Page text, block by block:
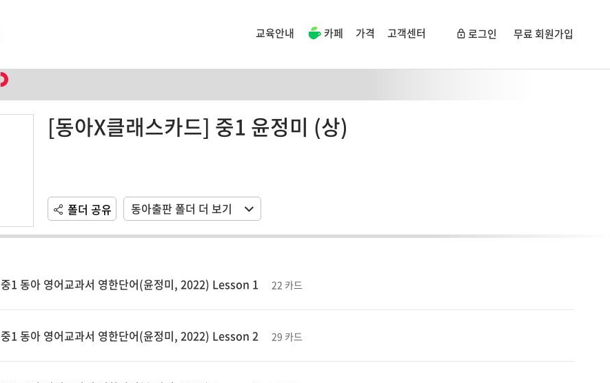
교육안내 카페 가격 고객센터 로그인 무료 회원가입
[동아X클래스카드] 중1 윤정미 (상)
폴더 공유 동아출판 폴더 더 보기
중1 동아 영어교과서 영한단어(윤정미, 2022) Lesson 1 22 카드
중1 동아 영어교과서 영한단어(윤정미, 2022) Lesson 2 29 카드